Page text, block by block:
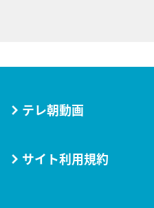
テレ朝動画
サイト利用規約